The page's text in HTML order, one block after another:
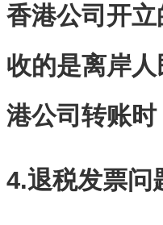
香港公司开
收的是离岸
港公司转账
4.退税发票问